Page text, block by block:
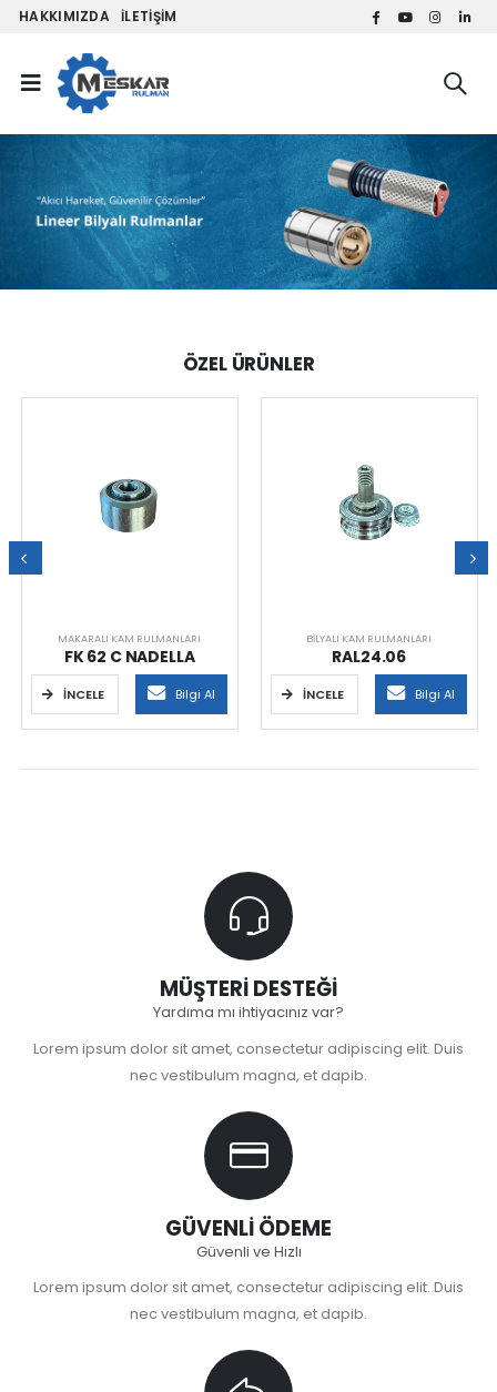
HAKKIMIZDA İLETIŞIM
ÖZEL ÜRÜNLER
MAKARALI KAM RULMANLARI
FK 62 C NADELLA
İNCELE Bilgi Al
BILYALI KAM RULMANLARI
RAL24.06
İNCELE Bilgi Al
MÜŞTERİ DESTEĞİ
Yardıma mı ihtiyacınız var?
Lorem ipsum dolor sit amet, consectetur adipiscing elit. Duis
nec vestibulum magna, et dapib.
GÜVENLİ ÖDEME
Güvenli ve Hızlı
Lorem ipsum dolor sit amet, consectetur adipiscing elit. Duis
nec vestibulum magna, et dapib.